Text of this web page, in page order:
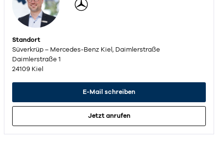
Standort
Süverkrüp – Mercedes-Benz Kiel, Daimlerstraße
Daimlerstraße 1
24109 Kiel
E-Mail schreiben
Jetzt anrufen